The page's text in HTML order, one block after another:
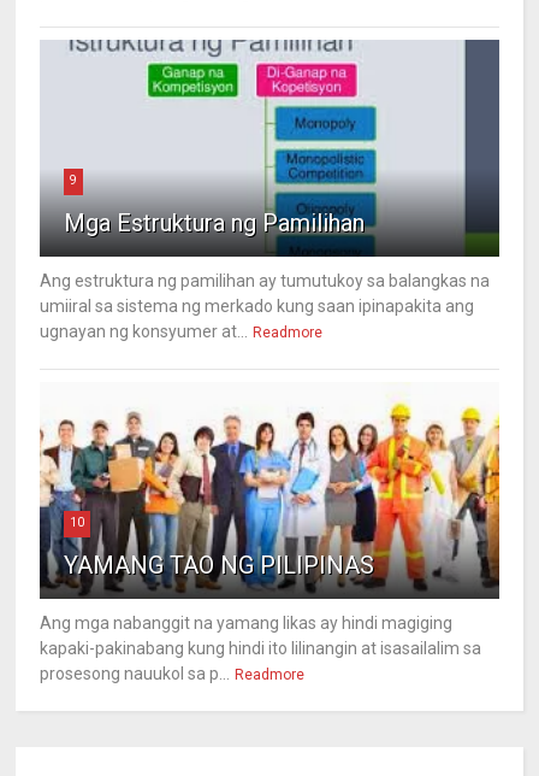
9
Mga Estruktura ng Pamilihan
Ang estruktura ng pamilihan ay tumutukoy sa balangkas na
umiiral sa sistema ng merkado kung saan ipinapakita ang
ugnayan ng konsyumer at...
Readmore
10
YAMANG TAO NG PILIPINAS
Ang mga nabanggit na yamang likas ay hindi magiging
kapaki-pakinabang kung hindi ito lilinangin at isasailalim sa
prosesong nauukol sa p...
Readmore